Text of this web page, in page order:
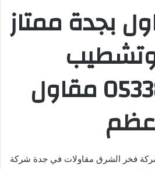
بجدة ممتاز
وتشطيب
0533819888 مقاول
عظم
فخر الشرق مقاولات في جدة شركة